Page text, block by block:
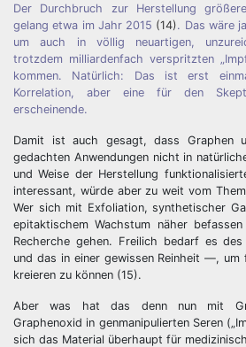
Der Durchbruch zur Herstellung
gelang etwa im Jahr 2015 (14). Das wäre
um auch in völlig neuartigen,
trotzdem milliardenfach verspritzten
kommen. Natürlich: Das ist erst
Korrelation, aber eine für den
erscheinende.
Damit ist auch gesagt, dass Graphen
gedachten Anwendungen nicht in
und Weise der Herstellung
interessant, würde aber zu weit vom
Wer sich mit Exfoliation, synthetischer
epitaktischem Wachstum näher
Recherche gehen. Freilich bedarf es
und das in einer gewissen Reinheit —, um
kreieren zu können (15).
Aber was hat das denn nun mit
Graphenoxid in genmanipulierten Seren
sich das Material überhaupt für